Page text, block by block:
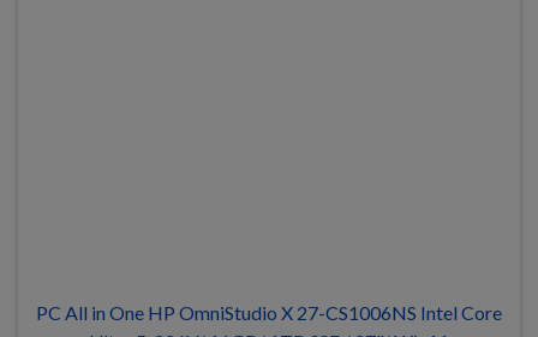
PC All in One HP OmniStudio X 27-CS1006NS Intel Core